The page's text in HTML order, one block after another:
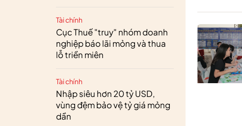
Tài chính
Cục Thuế "truy" nhóm doanh
nghiệp báo lãi mỏng và thua
lỗ triền miên
Tài chính
Nhập siêu hơn 20 tỷ USD,
vùng đệm bảo vệ tỷ giá mỏng
dần